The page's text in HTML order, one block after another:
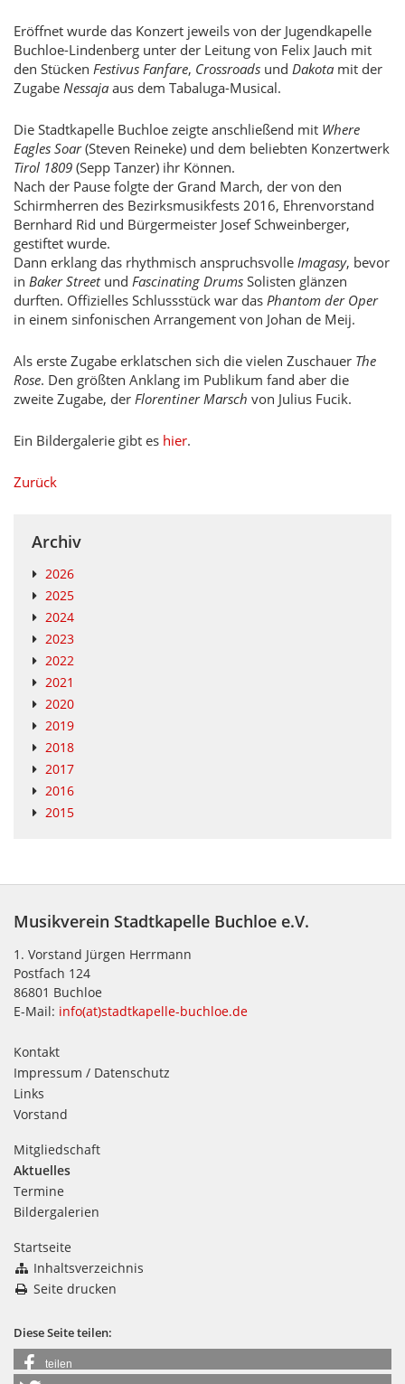
Eröffnet wurde das Konzert jeweils von der Jugendkapelle
Buchloe-Lindenberg unter der Leitung von Felix Jauch mit
den Stücken Festivus Fanfare, Crossroads und Dakota mit der
Zugabe Nessaja aus dem Tabaluga-Musical.
Die Stadtkapelle Buchloe zeigte anschließend mit Where
Eagles Soar(Steven Reineke) und dem beliebten Konzertwerk
Tirol 1809 (Sepp Tanzer) ihr Können.
Nach der Pause folgte der Grand March, der von den
Schirmherren des Bezirksmusikfests 2016, Ehrenvorstand
Bernhard Rid und Bürgermeister Josef Schweinberger,
gestiftet wurde.
Dann erklang das rhythmisch anspruchsvolle Imagasy, bevor
in Baker Streetund Fascinating Drums Solisten glänzen
durften. Offizielles Schlussstück war das Phantom der Oper
in einem sinfonischen Arrangement von Johan de Meij.
Als erste Zugabe erklatschen sich die vielen Zuschauer The
Rose. Den größten Anklang im Publikum fand aber die
zweite Zugabe, der Florentiner Marsch von Julius Fucik.
Ein Bildergalerie gibt es hier.
Zurück
Archiv
2026
2025
2024
2023
2022
2021
2020
2019
2018
2017
2016
2015
Musikverein Stadtkapelle Buchloe e.V.
1. Vorstand Jürgen Herrmann
Postfach 124
86801 Buchloe
E-Mail: info(at)stadtkapelle-buchloe.de
Kontakt
Impressum / Datenschutz
Links
Vorstand
Mitgliedschaft
Aktuelles
Termine
Bildergalerien
Startseite
Inhaltsverzeichnis
Seite drucken
Diese Seite teilen:
teilen